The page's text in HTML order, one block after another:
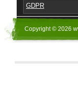
GDPR
Copyright © 2026